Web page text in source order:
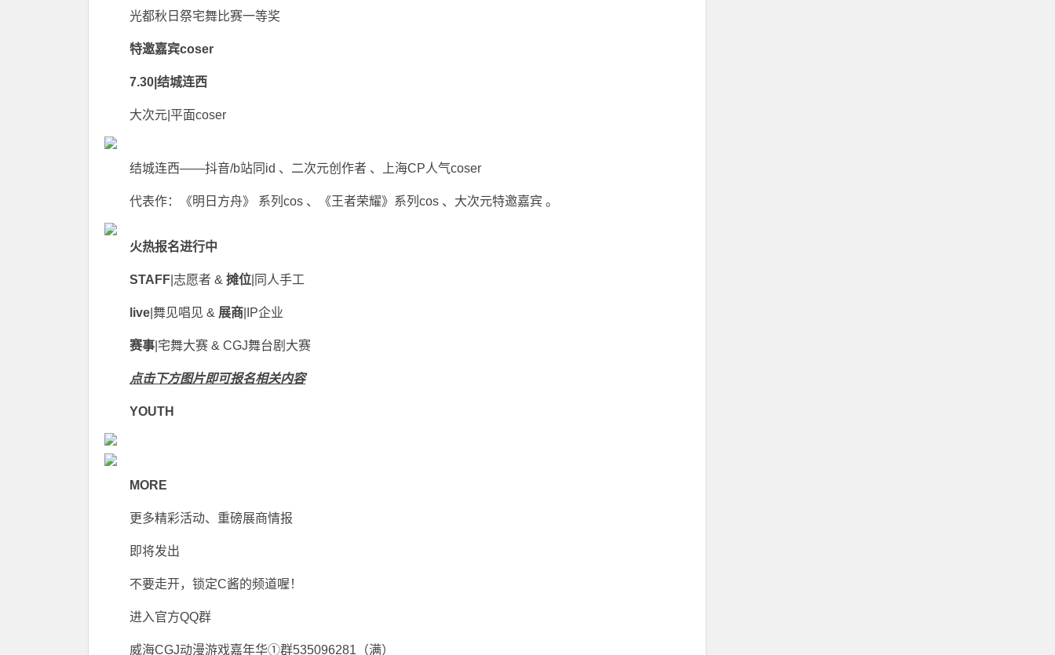
光都秋日祭宅舞比赛一等奖
特邀嘉宾coser
7.30|结城连西
大次元|平面coser
结城连西——抖音/b站同id 、二次元创作者 、上海CP人气coser
代表作：《明日方舟》 系列cos 、《王者荣耀》系列cos 、大次元特邀嘉宾 。
火热报名进行中
STAFF |志愿者 & 摊位 |同人手工
live |舞见唱见 & 展商 |IP企业
赛事 |宅舞大赛 & CGJ舞台剧大赛
点击下方图片即可报名相关内容
YOUTH
MORE
更多精彩活动、重磅展商情报
即将发出
不要走开，锁定C酱的频道喔！
进入官方QQ群
威海CGJ动漫游戏嘉年华①群535096281（满）